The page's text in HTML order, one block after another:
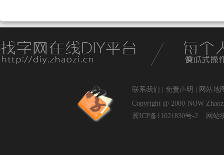
联系我们 免责声明
网站地
Copyright @ 2000-NOW
冀ICP备11021830号-2
网站